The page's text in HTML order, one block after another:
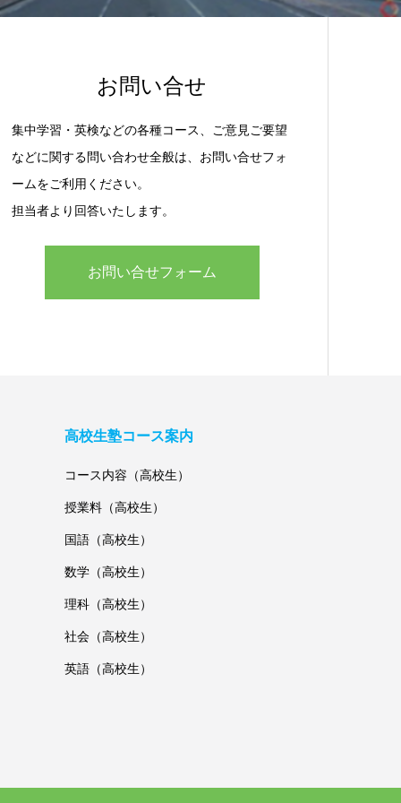
お問い合せ
集中学習・英検などの各種コース、ご意見ご要望
などに関する問い合わせ全般は、お問い合せフォ
ームをご利用ください。
担当者より回答いたします。
お問い合せフォーム
高校生塾コース案内
コース内容（高校生）
授業料（高校生）
国語（高校生）
数学（高校生）
理科（高校生）
社会（高校生）
英語（高校生）